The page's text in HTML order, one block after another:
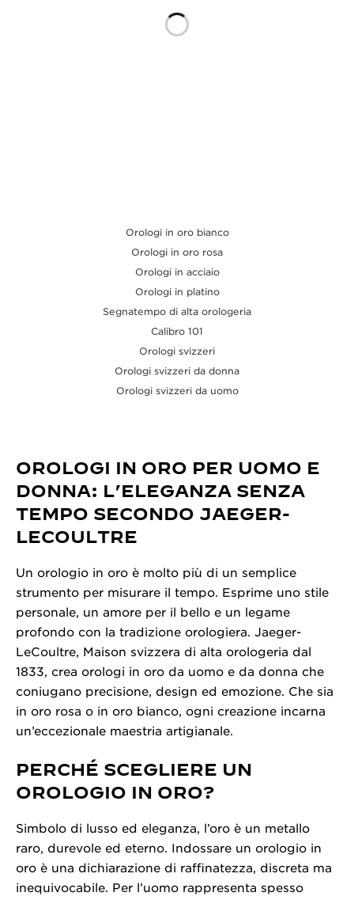
Orologi in oro bianco
Orologi in oro rosa
Orologi in acciaio
Orologi in platino
Segnatempo di alta orologeria
Calibro 101
Orologi svizzeri
Orologi svizzeri da donna
Orologi svizzeri da uomo
OROLOGI IN ORO PER UOMO E
DONNA: L’ELEGANZA SENZA
TEMPO SECONDO JAEGER-
LECOULTRE
Un orologio in oro è molto più di un semplice
strumento per misurare il tempo. Esprime uno stile
personale, un amore per il bello e un legame
profondo con la tradizione orologiera. Jaeger-
LeCoultre, Maison svizzera di alta orologeria dal
1833, crea orologi in oro da uomo e da donna che
coniugano precisione, design ed emozione. Che sia
in oro rosa o in oro bianco, ogni creazione incarna
un’eccezionale maestria artigianale.
PERCHÉ SCEGLIERE UN
OROLOGIO IN ORO?
Simbolo di lusso ed eleganza, l’oro è un metallo
raro, durevole ed eterno. Indossare un orologio in
oro è una dichiarazione di raffinatezza, discreta ma
inequivocabile. Per l’uomo rappresenta spesso